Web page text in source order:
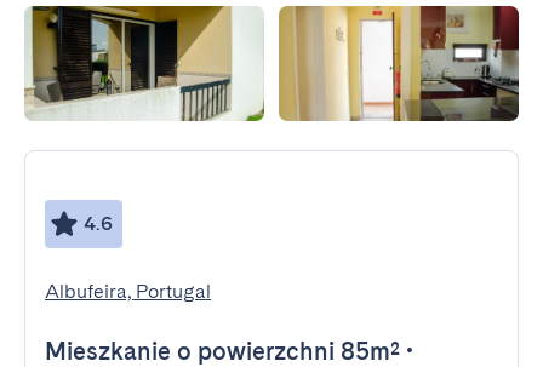
4.6
Albufeira, Portugal
Mieszkanie o powierzchni 85m² •